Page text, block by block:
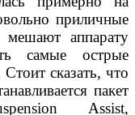
приличные
мешают аппарату
самые острые
Стоит сказать, что
ся пакет
Assist,